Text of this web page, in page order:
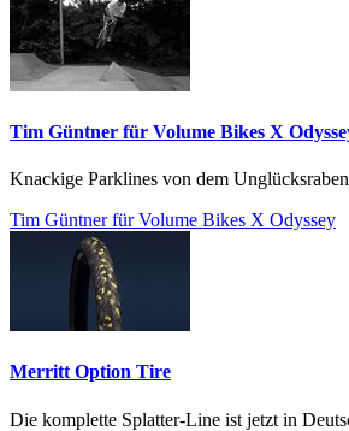
Tim Güntner für Volume Bikes X
Knackige Parklines von dem
Tim Güntner für Volume Bikes X Odyssey
Merritt Option Tire
Die komplette Splatter-Line ist jetzt in